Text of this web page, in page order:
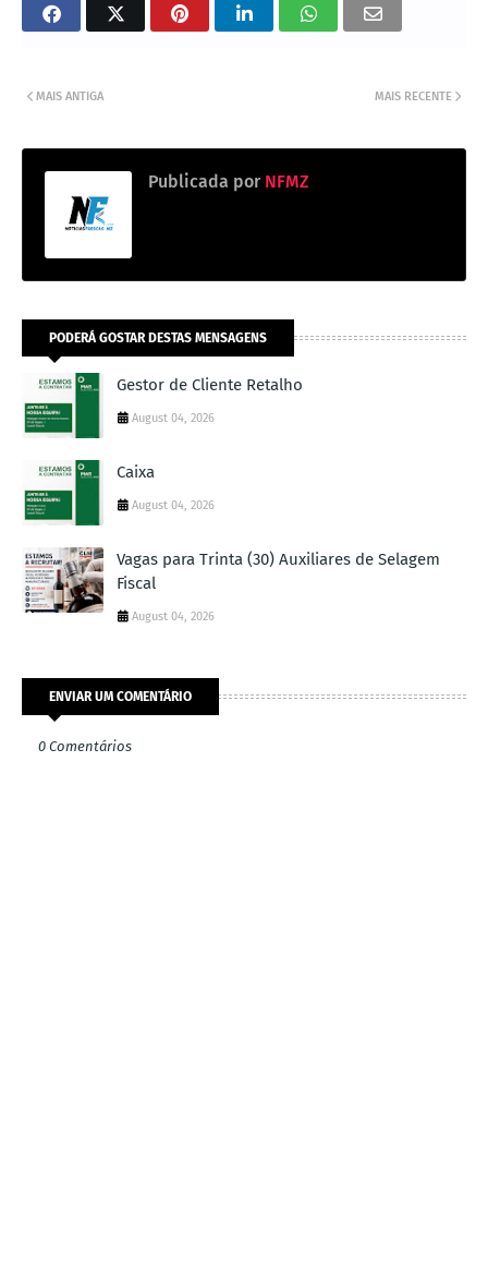
MAIS RECENTE
MAIS ANTIGA
Publicada por NFMZ
PODERÁ GOSTAR DESTAS MENSAGENS
Gestor de Cliente Retalho
August 04, 2026
Caixa
August 04, 2026
Vagas para Trinta (30) Auxiliares de Selagem
Fiscal
August 04, 2026
ENVIAR UM COMENTÁRIO
0 Comentários